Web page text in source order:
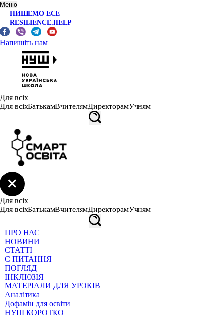
Меню
ПИШЕМО ЕСЕ
RESILIENCE.HELP
Напишіть нам
Для всіх
Для всіхБатькамВчителямДиректорамУчням
Для всіх
Для всіхБатькамВчителямДиректорамУчням
ПРО НАС
НОВИНИ
СТАТТІ
Є ПИТАННЯ
ПОГЛЯД
ІНКЛЮЗІЯ
МАТЕРІАЛИ ДЛЯ УРОКІВ
Аналітика
Дофамін для освіти
НУШ КОРОТКО